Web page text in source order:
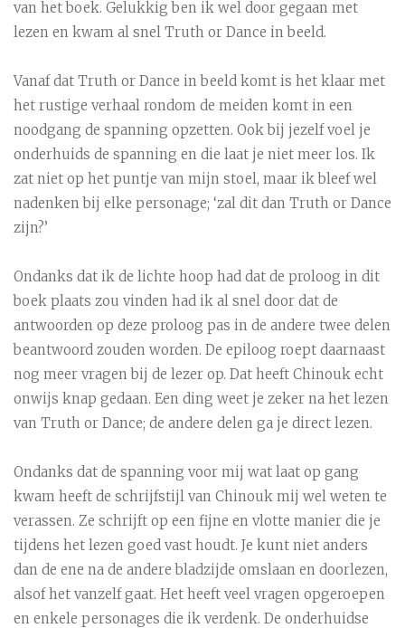
van het boek. Gelukkig ben ik wel door gegaan met
lezen en kwam al snel Truth or Dance in beeld.
Vanaf dat Truth or Dance in beeld komt is het klaar met
het rustige verhaal rondom de meiden komt in een
noodgang de spanning opzetten. Ook bij jezelf voel je
onderhuids de spanning en die laat je niet meer los. Ik
zat niet op het puntje van mijn stoel, maar ik bleef wel
nadenken bij elke personage; ‘zal dit dan Truth or Dance
zijn?’
Ondanks dat ik de lichte hoop had dat de proloog in dit
boek plaats zou vinden had ik al snel door dat de
antwoorden op deze proloog pas in de andere twee delen
beantwoord zouden worden. De epiloog roept daarnaast
nog meer vragen bij de lezer op. Dat heeft Chinouk echt
onwijs knap gedaan. Een ding weet je zeker na het lezen
van Truth or Dance; de andere delen ga je direct lezen.
Ondanks dat de spanning voor mij wat laat op gang
kwam heeft de schrijfstijl van Chinouk mij wel weten te
verassen. Ze schrijft op een fijne en vlotte manier die je
tijdens het lezen goed vast houdt. Je kunt niet anders
dan de ene na de andere bladzijde omslaan en doorlezen,
alsof het vanzelf gaat. Het heeft veel vragen opgeroepen
en enkele personages die ik verdenk. De onderhuidse